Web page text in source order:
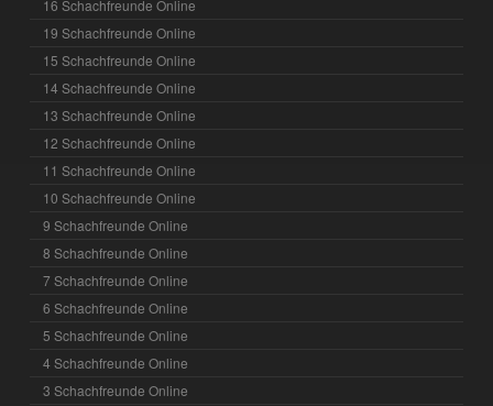
16 Schachfreunde Online
19 Schachfreunde Online
15 Schachfreunde Online
14 Schachfreunde Online
13 Schachfreunde Online
12 Schachfreunde Online
11 Schachfreunde Online
10 Schachfreunde Online
9 Schachfreunde Online
8 Schachfreunde Online
7 Schachfreunde Online
6 Schachfreunde Online
5 Schachfreunde Online
4 Schachfreunde Online
3 Schachfreunde Online